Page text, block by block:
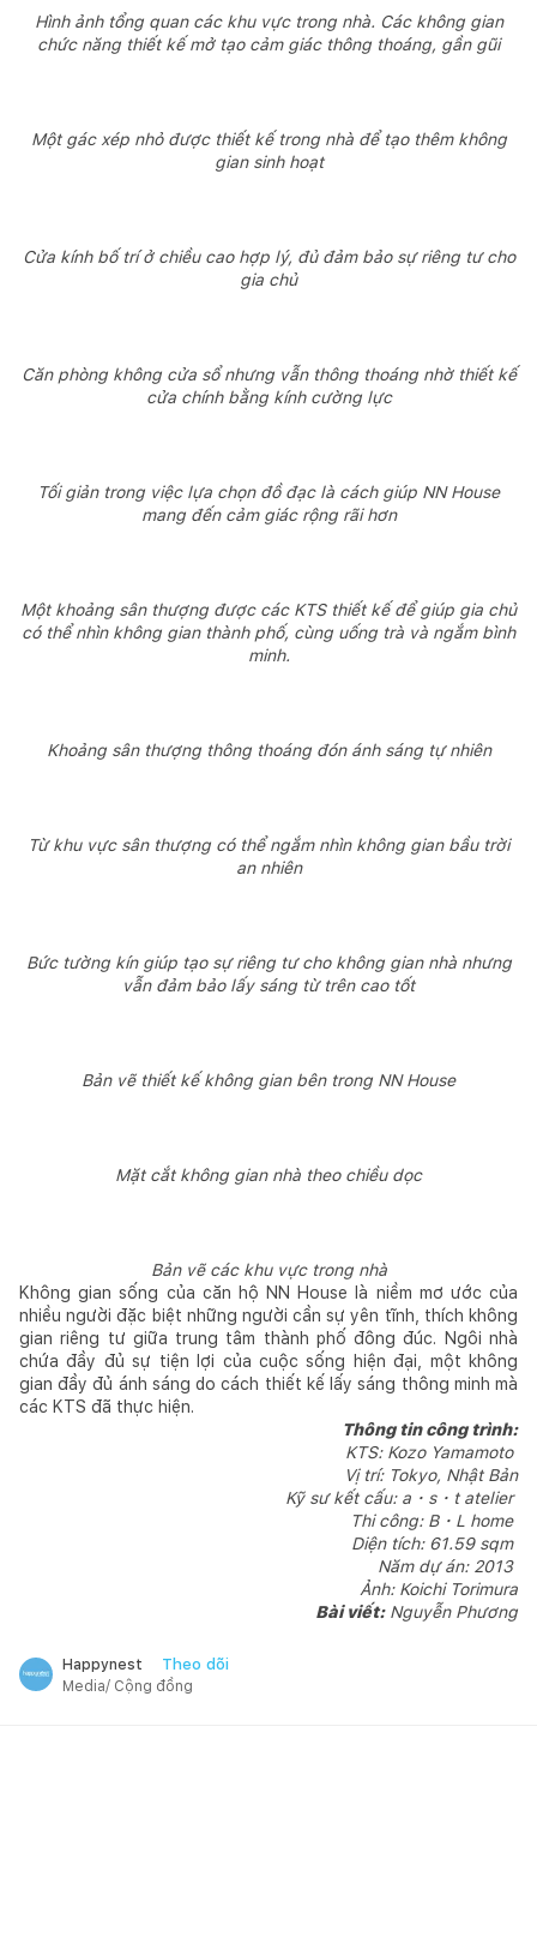
Hình ảnh tổng quan các khu vực trong nhà. Các không gian
chức năng thiết kế mở tạo cảm giác thông thoáng, gần gũi
Một gác xép nhỏ được thiết kế trong nhà để tạo thêm không
gian sinh hoạt
Cửa kính bố trí ở chiều cao hợp lý, đủ đảm bảo sự riêng tư cho
gia chủ
Căn phòng không cửa sổ nhưng vẫn thông thoáng nhờ thiết kế
cửa chính bằng kính cường lực
Tối giản trong việc lựa chọn đồ đạc là cách giúp NN House
mang đến cảm giác rộng rãi hơn
Một khoảng sân thượng được các KTS thiết kế để giúp gia chủ
có thể nhìn không gian thành phố, cùng uống trà và ngắm bình
minh.
Khoảng sân thượng thông thoáng đón ánh sáng tự nhiên
Từ khu vực sân thượng có thể ngắm nhìn không gian bầu trời
an nhiên
Bức tường kín giúp tạo sự riêng tư cho không gian nhà nhưng
vẫn đảm bảo lấy sáng từ trên cao tốt
Bản vẽ thiết kế không gian bên trong NN House
Mặt cắt không gian nhà theo chiều dọc
Bản vẽ các khu vực trong nhà
Không gian sống của căn hộ NN House là niềm mơ ước của
nhiều người đặc biệt những người cần sự yên tĩnh, thích không
gian riêng tư giữa trung tâm thành phố đông đúc. Ngôi nhà
chứa đầy đủ sự tiện lợi của cuộc sống hiện đại, một không
gian đầy đủ ánh sáng do cách thiết kế lấy sáng thông minh mà
các KTS đã thực hiện.
Thông tin công trình:
KTS: Kozo Yamamoto
Vị trí: Tokyo, Nhật Bản
Kỹ sư kết cấu: a・s・t atelier
Thi công: B・L home
Diện tích: 61.59 sqm
Năm dự án: 2013
Ảnh: Koichi Torimura
Bài viết:Nguyễn Phương
Happynest Theo dõi
Media/ Cộng đồng